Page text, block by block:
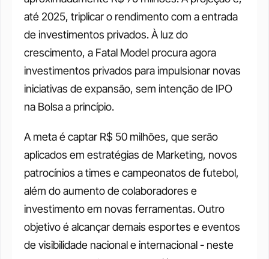
até 2025, triplicar o rendimento com a entrada
de investimentos privados. À luz do
crescimento, a Fatal Model procura agora
investimentos privados para impulsionar novas
iniciativas de expansão, sem intenção de IPO
na Bolsa a princípio.
A meta é captar R$ 50 milhões, que serão
aplicados em estratégias de Marketing, novos
patrocínios a times e campeonatos de futebol,
além do aumento de colaboradores e
investimento em novas ferramentas. Outro
objetivo é alcançar demais esportes e eventos
de visibilidade nacional e internacional - neste